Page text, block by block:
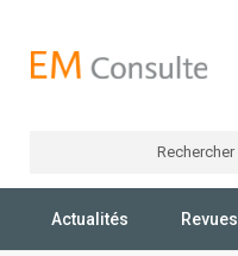
Rechercher
Actualités Revues